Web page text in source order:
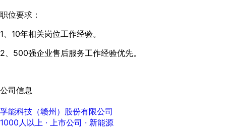
职位要求：
1、10年相关岗位工作经验。
2、500强企业售后服务工作经验优先。
公司信息
孚能科技（赣州）股份有限公司
1000人以上 · 上市公司 · 新能源